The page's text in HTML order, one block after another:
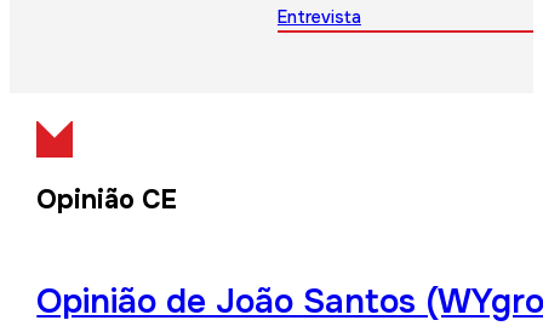
Entrevista
Opinião CE
Opinião de João Santos